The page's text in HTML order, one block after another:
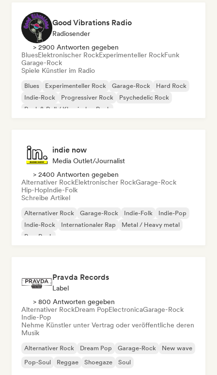
Good Vibrations Radio
Radiosender
> 2900 Antworten gegeben
BluesElektronischer RockExperimenteller RockFunk
Garage-Rock
Spiele Künstler im Radio
Blues Experimenteller Rock Garage-Rock
Hard Rock
Indie-Rock
Progressiver Rock
Psychedelic Rock
Rock & Roll / Klassischer Rock
indie now
Media Outlet/Journalist
> 2400 Antworten gegeben
Alternativer RockElektronischer RockGarage-Rock
Hip-HopIndie-Folk
Schreibe Artikel
Alternativer Rock Garage-Rock Indie-Folk
Indie-Pop
Indie-Rock
Internationaler Rap
Metal / Heavy metal
Pop-Rock
Pravda Records
Label
> 800 Antworten gegeben
Alternativer RockDream PopElectronicaGarage-Rock
Indie-Pop
Nehme Künstler unter Vertrag oder veröffentliche deren
Musik
Alternativer Rock Dream Pop Garage-Rock
New wave
Pop-Soul
Reggae Shoegaze Soul